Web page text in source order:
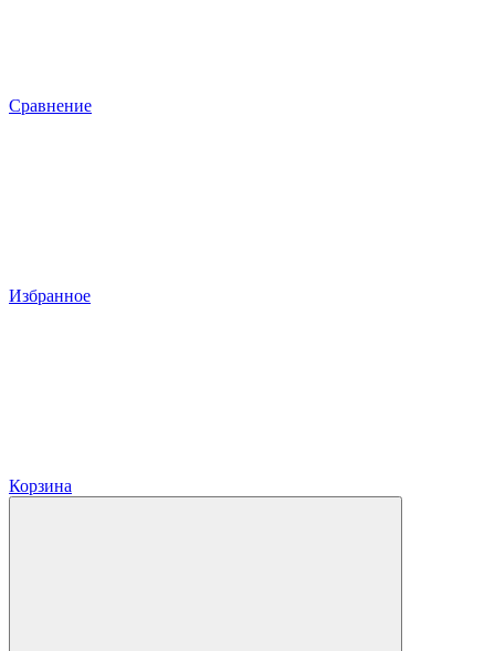
Сравнение
Избранное
Корзина